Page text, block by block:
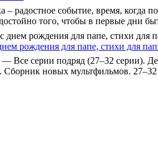
– радостное событие, время, когда
достойно того, чтобы в первые дни
рождения для папе, стихи для
Все серии подряд (27–32 серии).
новых мультфильмов. 27–32